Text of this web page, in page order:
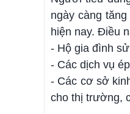
ngày càng
hiện nay. Điều
- Hộ gia đình
- Các dịch vụ
- Các cơ sở
cho thị trường,